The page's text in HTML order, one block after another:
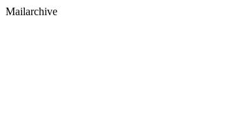
Mailarchive